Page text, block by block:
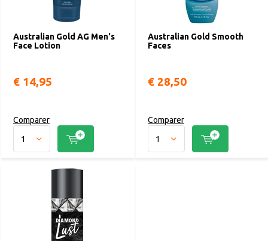
Australian Gold AG Men's
Face Lotion
€ 14,95
Comparer
Australian Gold Smooth
Faces
€ 28,50
Comparer